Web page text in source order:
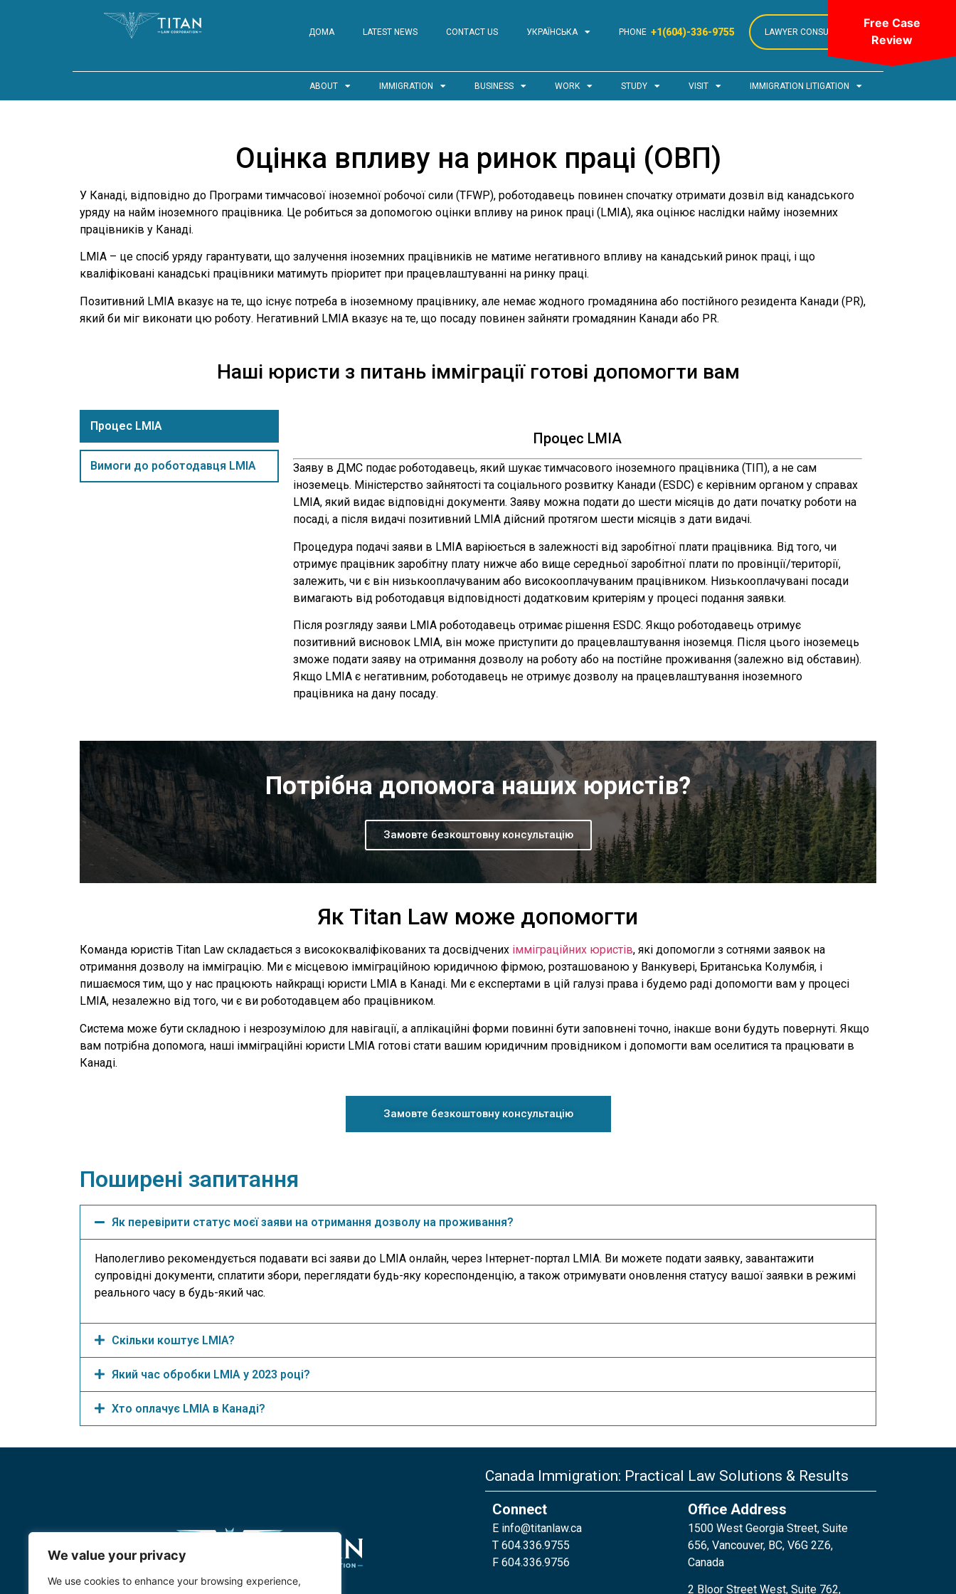
We value your privacy
We use cookies to enhance your browsing experience,
ДОМА LATEST NEWS CONTACT US УКРАЇНСЬКА PHONE +1(604)-336-9755 LAWYER CONSULTATION
ABOUT IMMIGRATION BUSINESS WORK STUDY VISIT IMMIGRATION LITIGATION
Оцінка впливу на ринок праці (ОВП)
У Канаді, відповідно до Програми тимчасової іноземної робочої сили (TFWP), роботодавець повинен спочатку отримати дозвіл від канадського
уряду на найм іноземного працівника. Це робиться за допомогою оцінки впливу на ринок праці (LMIA), яка оцінює наслідки найму іноземних
працівників у Канаді.
LMIA – це спосіб уряду гарантувати, що залучення іноземних працівників не матиме негативного впливу на канадський ринок праці, і що
кваліфіковані канадські працівники матимуть пріоритет при працевлаштуванні на ринку праці.
Позитивний LMIA вказує на те, що існує потреба в іноземному працівнику, але немає жодного громадянина або постійного резидента Канади (PR),
який би міг виконати цю роботу. Негативний LMIA вказує на те, що посаду повинен зайняти громадянин Канади або PR.
Наші юристи з питань імміграції готові допомогти вам
Процес LMIA
Вимоги до роботодавця LMIA
Процес LMIA
Заяву в ДМС подає роботодавець, який шукає тимчасового іноземного працівника (ТІП), а не сам
іноземець. Міністерство зайнятості та соціального розвитку Канади (ESDC) є керівним органом у справах
LMIA, який видає відповідні документи. Заяву можна подати до шести місяців до дати початку роботи на
посаді, а після видачі позитивний LMIA дійсний протягом шести місяців з дати видачі.
Процедура подачі заяви в LMIA варіюється в залежності від заробітної плати працівника. Від того, чи
отримує працівник заробітну плату нижче або вище середньої заробітної плати по провінції/території,
залежить, чи є він низькооплачуваним або високооплачуваним працівником. Низькооплачувані посади
вимагають від роботодавця відповідності додатковим критеріям у процесі подання заявки.
Після розгляду заяви LMIA роботодавець отримає рішення ESDC. Якщо роботодавець отримує
позитивний висновок LMIA, він може приступити до працевлаштування іноземця. Після цього іноземець
зможе подати заяву на отримання дозволу на роботу або на постійне проживання (залежно від обставин).
Якщо LMIA є негативним, роботодавець не отримує дозволу на працевлаштування іноземного
працівника на дану посаду.
Потрібна допомога наших юристів?
Замовте безкоштовну консультацію
Як Titan Law може допомогти
Команда юристів Titan Law складається з висококваліфікованих та досвідчених імміграційних юристів, які допомогли з сотнями заявок на
отримання дозволу на імміграцію. Ми є місцевою імміграційною юридичною фірмою, розташованою у Ванкувері, Британська Колумбія, і
пишаємося тим, що у нас працюють найкращі юристи LMIA в Канаді. Ми є експертами в цій галузі права і будемо раді допомогти вам у процесі
LMIA, незалежно від того, чи є ви роботодавцем або працівником.
Система може бути складною і незрозумілою для навігації, а аплікаційні форми повинні бути заповнені точно, інакше вони будуть повернуті. Якщо
вам потрібна допомога, наші імміграційні юристи LMIA готові стати вашим юридичним провідником і допомогти вам оселитися та працювати в
Канаді.
Замовте безкоштовну консультацію
Поширені запитання
Як перевірити статус моєї заяви на отримання дозволу на проживання?
Наполегливо рекомендується подавати всі заяви до LMIA онлайн, через Інтернет-портал LMIA. Ви можете подати заявку, завантажити
супровідні документи, сплатити збори, переглядати будь-яку кореспонденцію, а також отримувати оновлення статусу вашої заявки в режимі
реального часу в будь-який час.
Скільки коштує LMIA?
Який час обробки LMIA у 2023 році?
Хто оплачує LMIA в Канаді?
Canada Immigration: Practical Law Solutions & Results
Connect
E info@titanlaw.ca
T 604.336.9755
F 604.336.9756
Office Address
1500 West Georgia Street, Suite
656, Vancouver, BC, V6G 2Z6,
Canada
2 Bloor Street West, Suite 762,
Free Case
Review